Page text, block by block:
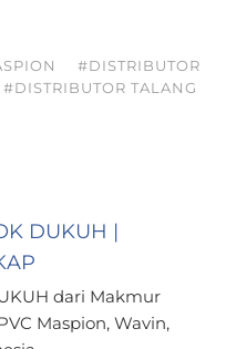
#DISTRIBUTOR
#DISTRIBUTOR TALANG
DUKUH |
dari Makmur
Maspion, Wavin,